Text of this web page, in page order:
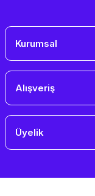
Kurumsal
Alışveriş
Üyelik